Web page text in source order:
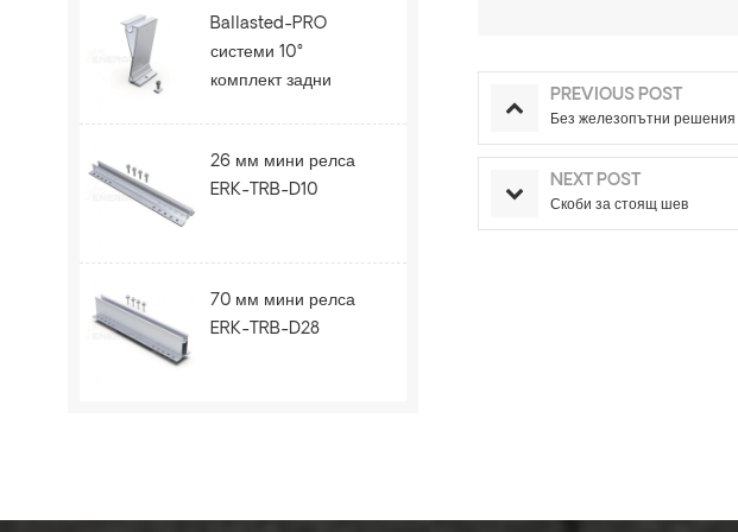
PREVIOUS POST
Без железопътни решения
NEXT POST
Скоби за стоящ шев
Ballasted-PRO
системи 10°
комплект задни
26 мм мини релса
ERK-TRB-D10
70 мм мини релса
ERK-TRB-D28